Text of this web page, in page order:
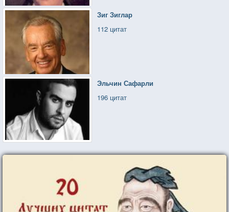
Зиг Зиглар
112 цитат
Эльчин Сафарли
196 цитат